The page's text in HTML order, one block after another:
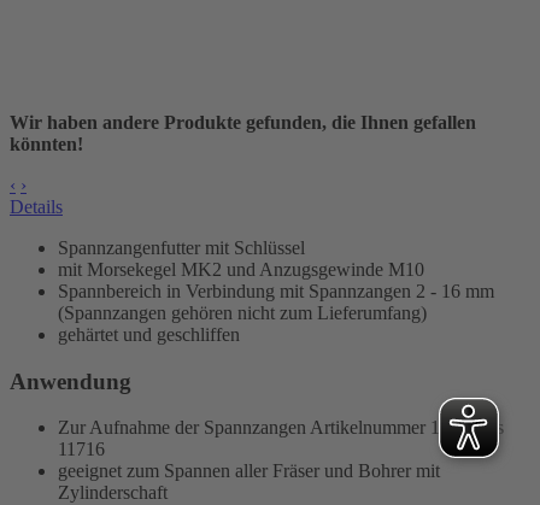
Wir haben andere Produkte gefunden, die Ihnen gefallen
könnten!
‹ ›
Details
Spannzangenfutter mit Schlüssel
mit Morsekegel MK2 und Anzugsgewinde M10
Spannbereich in Verbindung mit Spannzangen 2 - 16 mm
(Spannzangen gehören nicht zum Lieferumfang)
gehärtet und geschliffen
Anwendung
Zur Aufnahme der Spannzangen Artikelnummer 11702 bis
11716
geeignet zum Spannen aller Fräser und Bohrer mit
Zylinderschaft